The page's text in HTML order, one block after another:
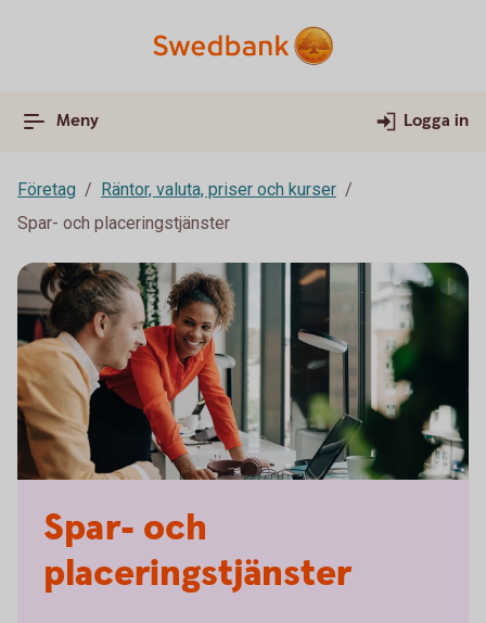
Meny Logga in
Företag
Räntor, valuta, priser och kurser
Spar- och placeringstjänster
Spar- och
placeringstjänster